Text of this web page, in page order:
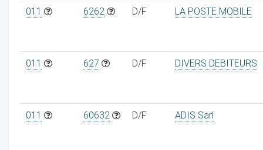
011 6262 D/F LA POSTE MOBILE
011 627 D/F DIVERS DEBITEURS
011 60632 D/F ADIS Sarl